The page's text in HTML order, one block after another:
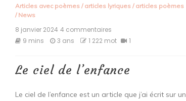
Articles avec poèmes/ articles lyriques/ articles poèmes
/ News
8 janvier 2024 4 commentaires
Le
9 mins 3 ans 1 222 mot 1
Le ciel de l’enfance
Le ciel de l’enfance est un article que j’ai écrit sur un